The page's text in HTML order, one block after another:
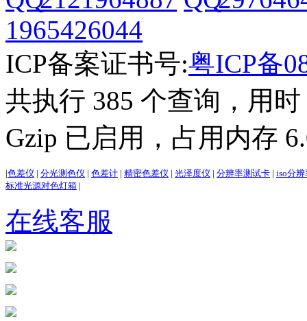
1965426044
ICP备案证书号:粤ICP备
共执行 385 个查询，用
Gzip 已启用，占用内存
|色差仪 | 分光测色仪 | 色差计 | 精密色差仪 | 光泽度仪 | 分辨率测试卡 | iso分
标准光源对色灯箱 |
在线客服